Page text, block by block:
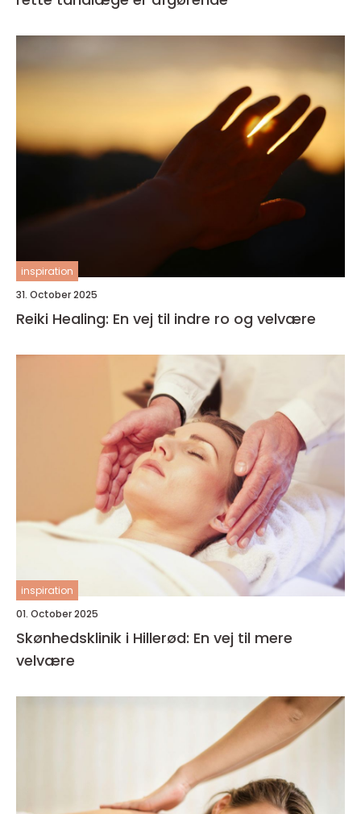
inspiration
31. October 2025
Reiki Healing: En vej til indre ro og velvære
inspiration
01. October 2025
Skønhedsklinik i Hillerød: En vej til mere
velvære